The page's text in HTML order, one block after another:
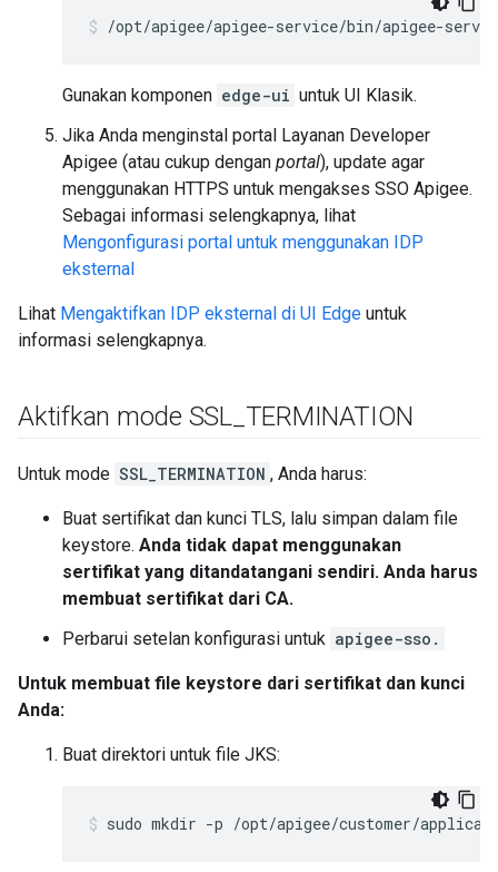
/opt/apigee/apigee-service/bin/apigee-
Gunakan komponen edge-ui untuk UI Klasik.
Jika Anda menginstal portal Layanan Developer
Apigee (atau cukup dengan portal), update agar
menggunakan HTTPS untuk mengakses SSO Apigee.
Sebagai informasi selengkapnya, lihat
Mengonfigurasi portal untuk menggunakan IDP
eksternal
Lihat Mengaktifkan IDP eksternal di UI Edge untuk
informasi selengkapnya.
Aktifkan mode SSL_ TERMINATION
Untuk mode SSL_TERMINATION , Anda harus:
Buat sertifikat dan kunci TLS, lalu simpan dalam file
keystore. Anda tidak dapat menggunakan
sertifikat yang ditandatangani sendiri. Anda harus
membuat sertifikat dari CA.
Perbarui setelan konfigurasi untuk apigee-sso.
Untuk membuat file keystore dari sertifikat dan kunci
Anda:
Buat direktori untuk file JKS:
sudo mkdir -p /opt/apigee/customer/